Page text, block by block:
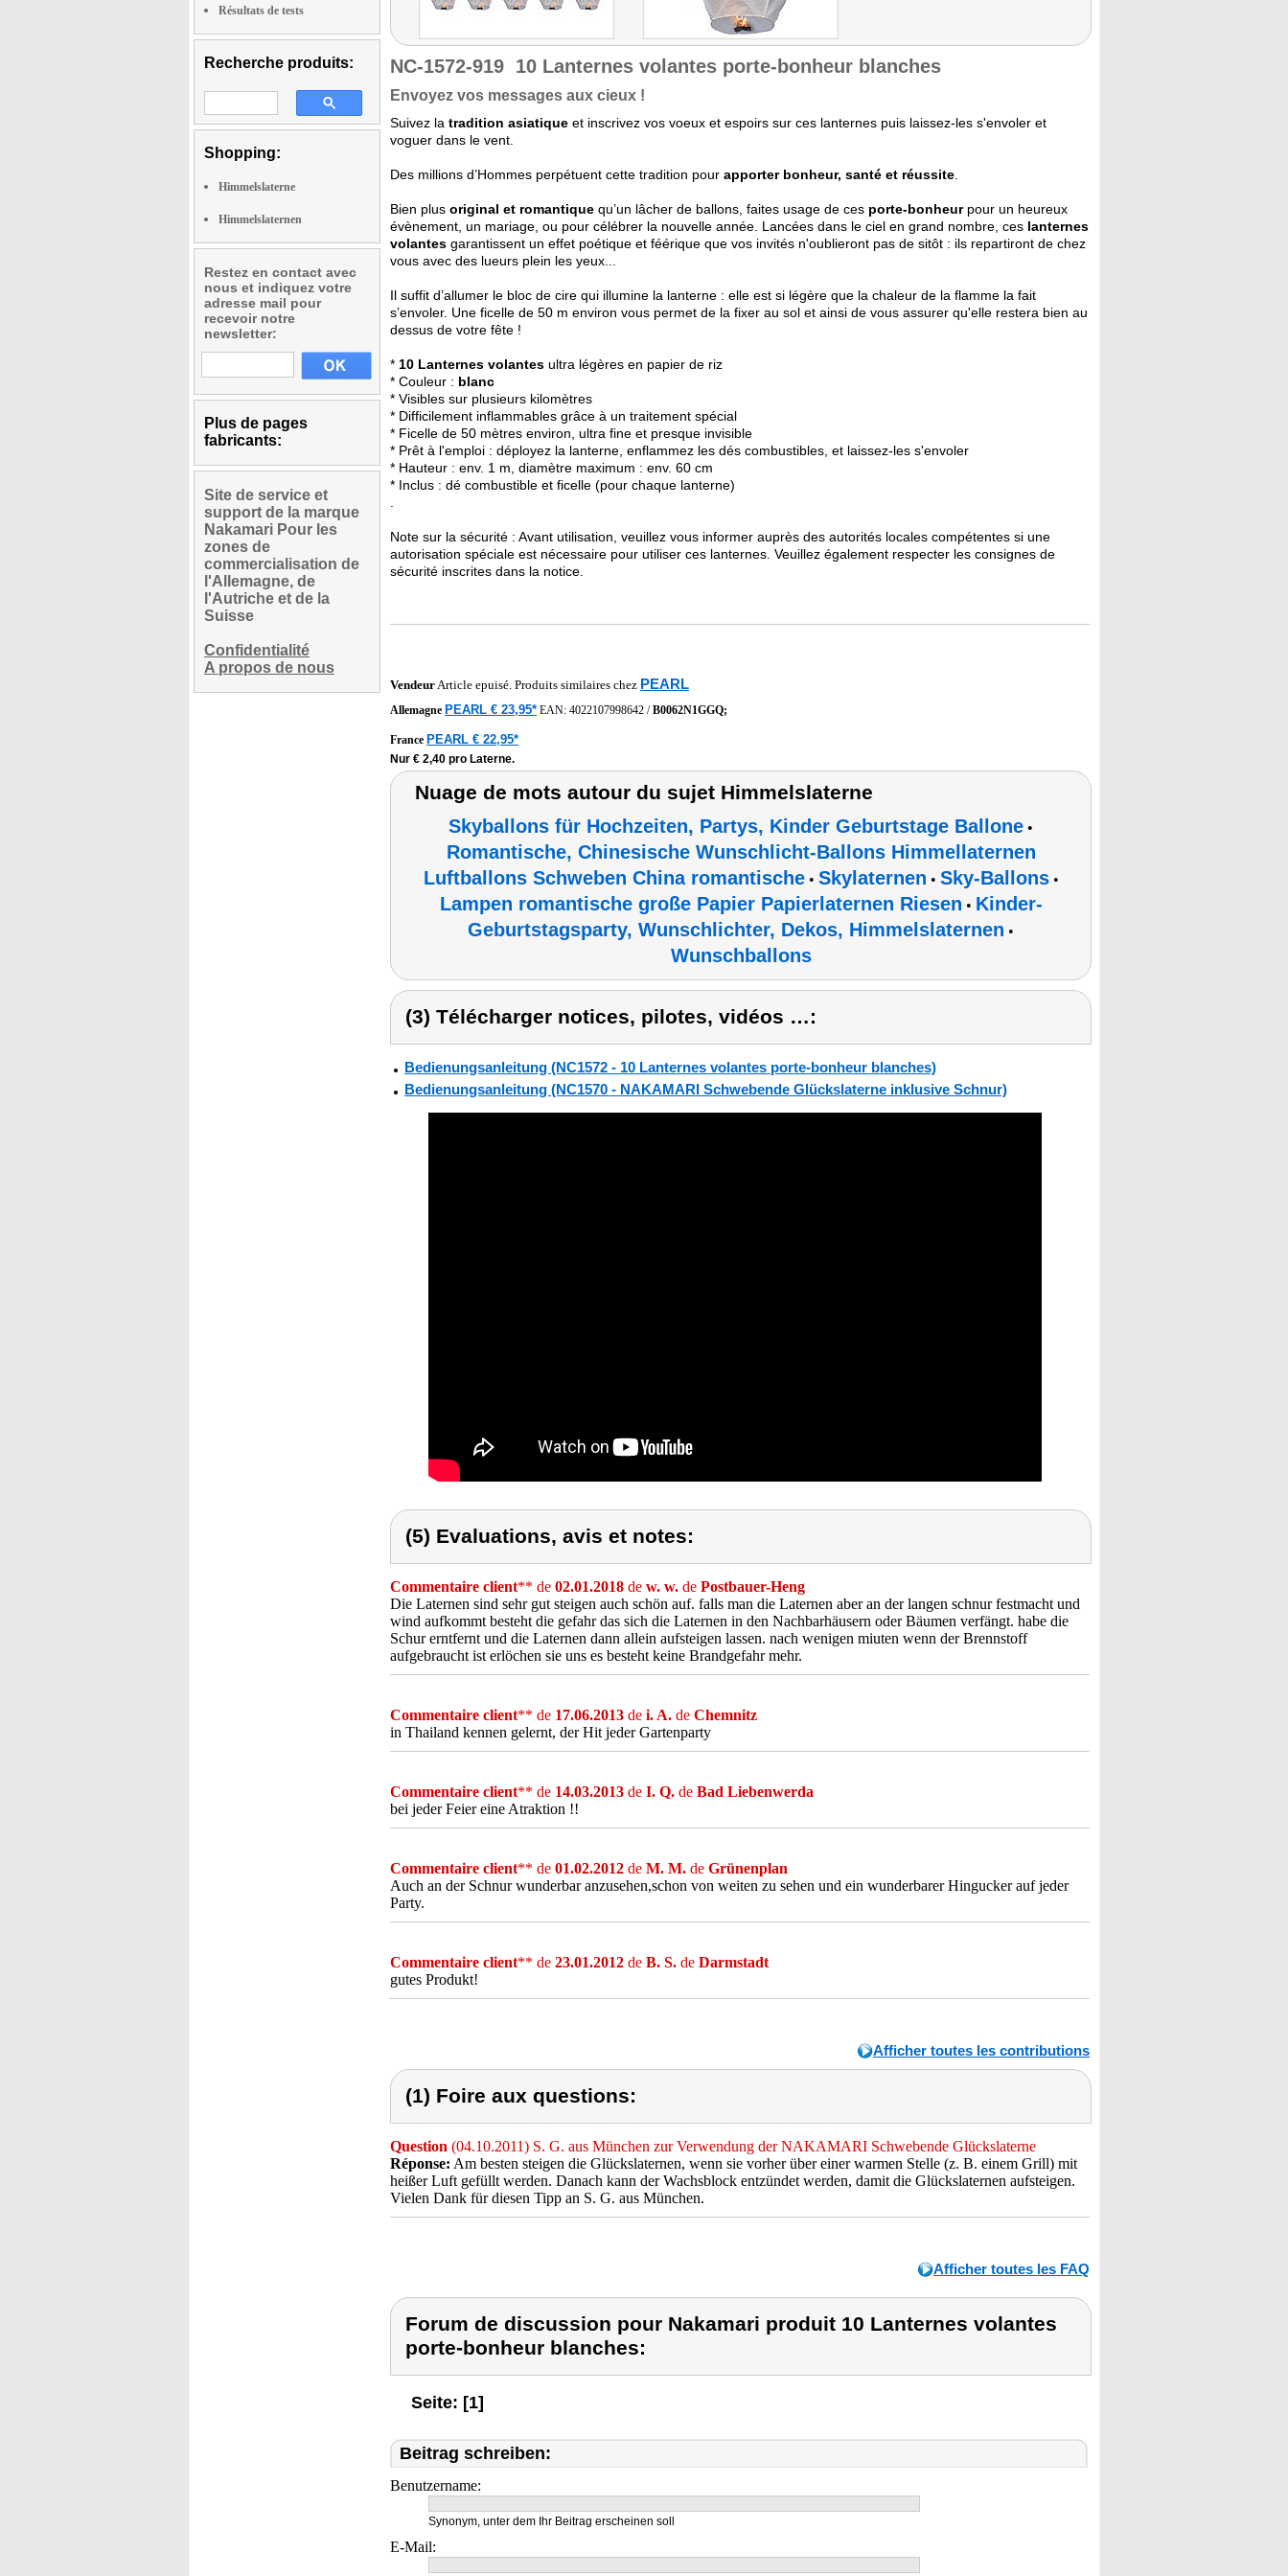
Résultats de tests
Recherche produits:
Shopping:
Himmelslaterne
Himmelslaternen
Restez en contact avec
nous et indiquez votre
adresse mail pour
recevoir notre
newsletter:
Plus de pages
fabricants:
Site de service et
support de la marque
Nakamari Pour les
zones de
commercialisation de
l'Allemagne, de
l'Autriche et de la
Suisse
Confidentialité
A propos de nous
NC-1572-919 10 Lanternes volantes porte-bonheur blanches
Envoyez vos messages aux cieux !
Suivez la tradition asiatique et inscrivez vos voeux et espoirs sur ces lanternes puis laissez-les s'envoler et
voguer dans le vent.
Des millions d’Hommes perpétuent cette tradition pour apporter bonheur, santé et réussite
Bien plus original et romantique qu’un lâcher de ballons, faites usage de ces porte-bonheurpour un heureux
évènement, un mariage, ou pour célébrer la nouvelle année. Lancées dans le ciel en grand nombre, ces lanternes
volantes garantissent un effet poétique et féérique que vos invités n'oublieront pas de sitôt : ils repartiront de chez
vous avec des lueurs plein les yeux...
Il suffit d’allumer le bloc de cire qui illumine la lanterne : elle est si légère que la chaleur de la flamme la fait
s’envoler. Une ficelle de 50 m environ vous permet de la fixer au sol et ainsi de vous assurer qu'elle restera bien au
dessus de votre fête !
* 10 Lanternes volantes ultra légères en papier de riz
* Couleur : blanc
* Visibles sur plusieurs kilomètres
* Difficilement inflammables grâce à un traitement spécial
* Ficelle de 50 mètres environ, ultra fine et presque invisible
* Prêt à l'emploi : déployez la lanterne, enflammez les dés combustibles, et laissez-les s'envoler
* Hauteur : env. 1 m, diamètre maximum : env. 60 cm
* Inclus : dé combustible et ficelle (pour chaque lanterne)
Note sur la sécurité : Avant utilisation, veuillez vous informer auprès des autorités locales compétentes si une
autorisation spéciale est nécessaire pour utiliser ces lanternes. Veuillez également respecter les consignes de
sécurité inscrites dans la notice.
VendeurArticle epuisé. Produits similaires chez PEARL
Allemagne PEARL € 23,95* EAN: 4022107998642 /B0062N1GGQ;
France PEARL € 22,95*
Nur € 2,40 pro Laterne.
Nuage de mots autour du sujet Himmelslaterne
Skyballons für Hochzeiten, Partys, Kinder Geburtstage Ballone •
Romantische, Chinesische Wunschlicht-Ballons Himmellaternen
Luftballons Schweben China romantische• Skylaternen • Sky-Ballons•
Lampen romantische große Papier Papierlaternen Riesen • Kinder-
Geburtstagsparty, Wunschlichter, Dekos, Himmelslaternen •
Wunschballons
(3) Télécharger notices, pilotes, vidéos …:
Bedienungsanleitung (NC1572 - 10 Lanternes volantes porte-bonheur blanches)
Bedienungsanleitung (NC1570 - NAKAMARI Schwebende Glückslaterne inklusive Schnur)
(5) Evaluations, avis et notes:
Commentaire client** de 02.01.2018 de w. w. de Postbauer-Heng
Die Laternen sind sehr gut steigen auch schön auf. falls man die Laternen aber an der langen schnur festmacht und
wind aufkommt besteht die gefahr das sich die Laternen in den Nachbarhäusern oder Bäumen verfängt. habe die
Schur erntfernt und die Laternen dann allein aufsteigen lassen. nach wenigen miuten wenn der Brennstoff
aufgebraucht ist erlöchen sie uns es besteht keine Brandgefahr mehr.
Commentaire client** de 17.06.2013 de i. A. de Chemnitz
in Thailand kennen gelernt, der Hit jeder Gartenparty
Commentaire client** de 14.03.2013 de I. Q. de Bad Liebenwerda
bei jeder Feier eine Atraktion !!
Commentaire client** de 01.02.2012 de M. M. de Grünenplan
Auch an der Schnur wunderbar anzusehen,schon von weiten zu sehen und ein wunderbarer Hingucker auf jeder
Party.
Commentaire client** de 23.01.2012 de B. S. de Darmstadt
gutes Produkt!
Afficher toutes les contributions
(1) Foire aux questions:
Question (04.10.2011) S. G. aus München zur Verwendung der NAKAMARI Schwebende Glückslaterne
Réponse: Am besten steigen die Glückslaternen, wenn sie vorher über einer warmen Stelle (z. B. einem Grill) mit
heißer Luft gefüllt werden. Danach kann der Wachsblock entzündet werden, damit die Glückslaternen aufsteigen.
Vielen Dank für diesen Tipp an S. G. aus München.
Afficher toutes les FAQ
Forum de discussion pour Nakamari produit 10 Lanternes volantes
porte-bonheur blanches:
Seite: [1]
Beitrag schreiben:
Benutzername:
Synonym, unter dem Ihr Beitrag erscheinen soll
E-Mail: